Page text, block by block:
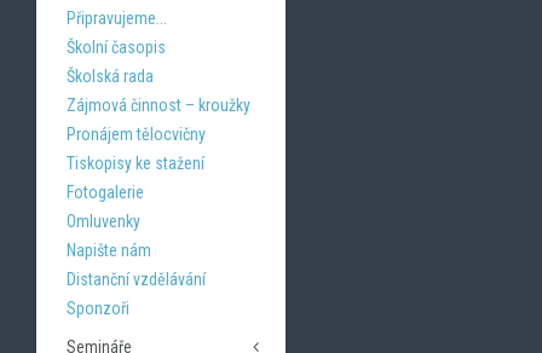
Připravujeme...
Školní časopis
Školská rada
Zájmová činnost – kroužky
Pronájem tělocvičny
Tiskopisy ke stažení
Fotogalerie
Omluvenky
Napište nám
Distanční vzdělávání
Sponzoři
Semináře